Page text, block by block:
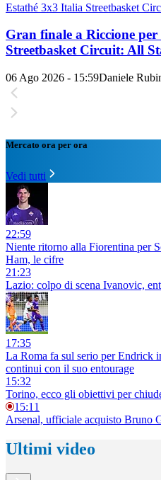
Estathé 3x3 Italia Streetbasket
Gran finale a Riccione
Streetbasket Circuit: All
06 Ago 2026 - 15:59Daniele
Mercato ora per ora
Vedi tutti
22:59
Niente ritorno alla Fiorentina per
Ham, le cifre
21:23
Lazio: colpo di scena Ivanovic,
17:35
La Roma fa sul serio per Endrick
continui con il suo entourage
15:32
Torino, ecco gli obiettivi per
15:11
Arsenal, ufficiale acquisto Bruno
Ultimi video